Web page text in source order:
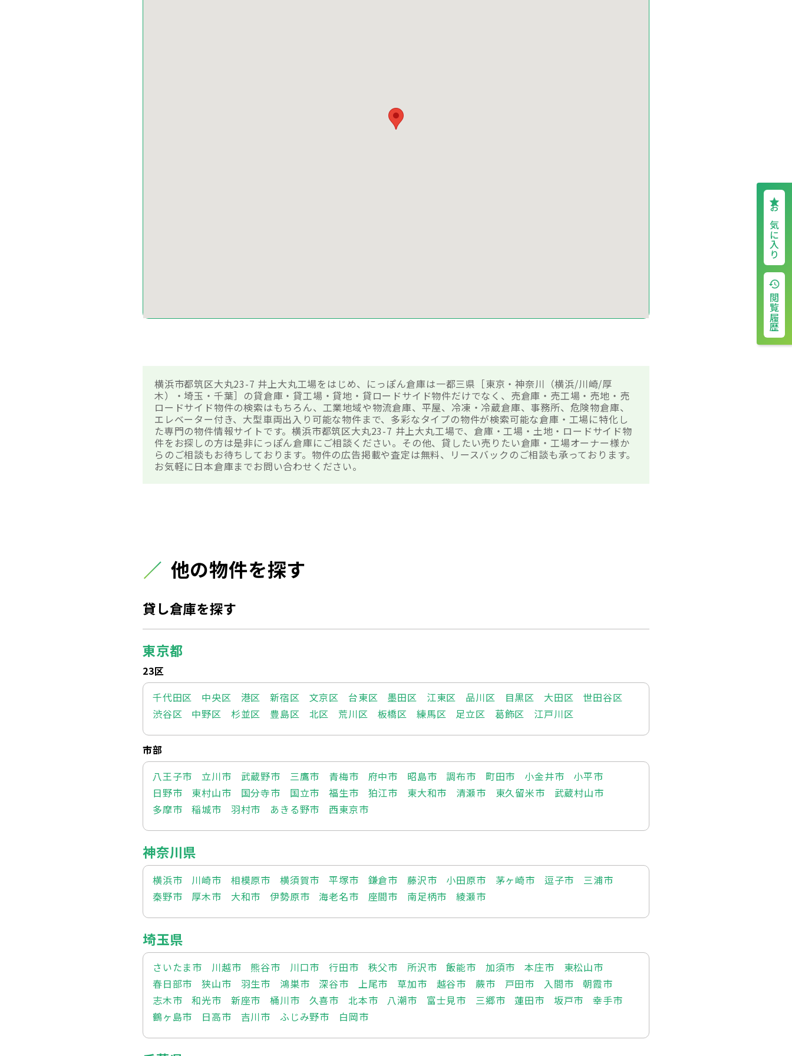
お気に入り
閲覧履歴
横浜市都筑区大丸23-7 井上大丸工場をはじめ、にっぽん倉庫は一都三県［東京・神奈川（横浜/川崎/厚
木）・埼玉・千葉］の貸倉庫・貸工場・貸地・貸ロードサイド物件だけでなく、売倉庫・売工場・売地・売
ロードサイド物件の検索はもちろん、工業地域や物流倉庫、平屋、冷凍・冷蔵倉庫、事務所、危険物倉庫、
エレベーター付き、大型車両出入り可能な物件まで、多彩なタイプの物件が検索可能な倉庫・工場に特化し
た専門の物件情報サイトです。横浜市都筑区大丸23-7 井上大丸工場で、倉庫・工場・土地・ロードサイド物
件をお探しの方は是非にっぽん倉庫にご相談ください。その他、貸したい売りたい倉庫・工場オーナー様か
らのご相談もお待ちしております。物件の広告掲載や査定は無料、リースバックのご相談も承っております。
お気軽に日本倉庫までお問い合わせください。
他の物件を探す
貸し倉庫を探す
東京都
23区
千代田区
中央区 港区 新宿区 文京区 台東区 墨田区 江東区 品川区 目黒区 大田区
世田谷区
渋谷区
中野区 杉並区 豊島区 北区 荒川区 板橋区 練馬区 足立区 葛飾区 江戸川区
市部
八王子市
立川市 武蔵野市 三鷹市 青梅市 府中市 昭島市 調布市 町田市 小金井市
小平市
日野市
東村山市 国分寺市 国立市 福生市 狛江市 東大和市 清瀬市 東久留米市
武蔵村山市
多摩市
稲城市 羽村市 あきる野市 西東京市
神奈川県
横浜市 川崎市 相模原市 横須賀市 平塚市 鎌倉市 藤沢市 小田原市 茅ヶ崎市 逗子市
三浦市
秦野市
厚木市 大和市 伊勢原市 海老名市 座間市 南足柄市 綾瀬市
埼玉県
さいたま市 川越市 熊谷市 川口市 行田市 秩父市 所沢市 飯能市 加須市 本庄市
東松山市
春日部市
狭山市 羽生市 鴻巣市 深谷市 上尾市 草加市 越谷市 蕨市 戸田市 入間市
朝霞市
志木市
和光市 新座市 桶川市 久喜市 北本市 八潮市 富士見市 三郷市 蓮田市 坂戸市
幸手市
鶴ヶ島市
日高市 吉川市 ふじみ野市 白岡市